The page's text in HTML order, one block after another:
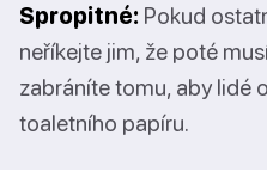
Spropitné: Pokud
neříkejte jim, že poté
zabráníte tomu, aby lidé
toaletního papíru.